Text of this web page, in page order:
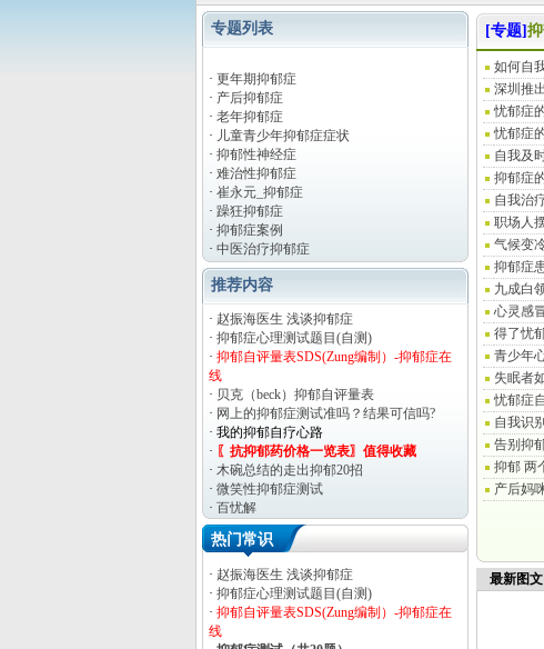
专题列表
· 更年期抑郁症
· 产后抑郁症
· 老年抑郁症
· 儿童青少年抑郁症症状
· 抑郁性神经症
· 难治性抑郁症
· 崔永元_抑郁症
· 躁狂抑郁症
· 抑郁症案例
· 中医治疗抑郁症
推荐内容
· 赵振海医生 浅谈抑郁症
· 抑郁症心理测试题目(自测)
· 抑郁自评量表SDS(Zung编制）-抑郁症在
线
· 贝克（beck）抑郁自评量表
· 网上的抑郁症测试准吗？结果可信吗?
· 我的抑郁自疗心路
· 〖抗抑郁药价格一览表〗值得收藏
· 木碗总结的走出抑郁20招
· 微笑性抑郁症测试
· 百忧解
·2015年治好抑郁症要花多少钱？
·黛力新（黛安神）使用说明要点
热门常识
· 赵振海医生 浅谈抑郁症
· 抑郁症心理测试题目(自测)
· 抑郁自评量表SDS(Zung编制）-抑郁症在
线
[专题]
如何自
深圳推
忧郁症
忧郁症
自我及
抑郁症
自我治
职场人
气候变
抑郁症
九成白
心灵感
得了忧
青少年
失眠者
忧郁症
自我识
告别抑
抑郁 两
产后妈
最新图文